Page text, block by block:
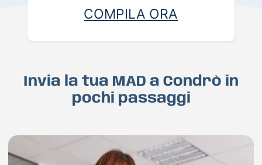
COMPILA ORA
Invia la tua MAD a Condrò in
pochi passaggi